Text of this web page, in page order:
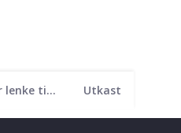
Sider som ikke har lenke til seg Utkast